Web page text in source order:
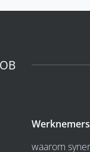
Werknemers
waarom